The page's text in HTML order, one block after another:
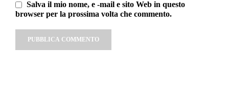
Salva il mio nome, e -mail e sito Web in questo
browser per la prossima volta che commento.